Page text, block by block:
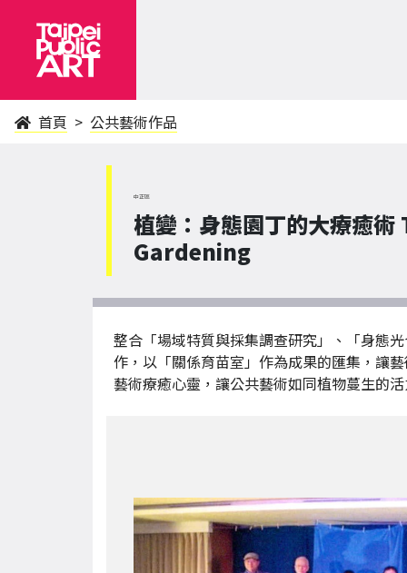
首頁 公共藝術作品
中正區
植變：身態園丁的大療
Gardening
整合「場域特質與採集調查研究」、「身態
作，以「關係育苗室」作為成果的匯集，讓
藝術療癒心靈，讓公共藝術如同植物蔓生的